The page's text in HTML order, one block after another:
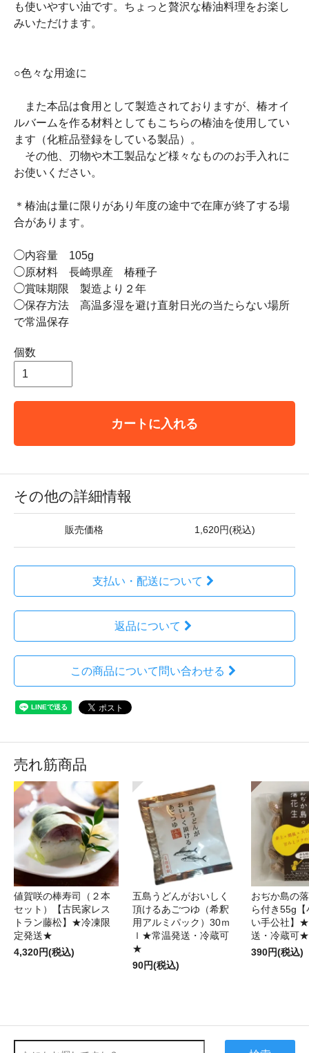
も使いやすい油です。ちょっと贅沢な椿油料理をお楽し
みいただけます。
○色々な用途に
また本品は食用として製造されておりますが、椿オイ
ルバームを作る材料としてもこちらの椿油を使用してい
ます（化粧品登録をしている製品）。
その他、刃物や木工製品など様々なもののお手入れに
お使いください。
＊椿油は量に限りがあり年度の途中で在庫が終了する場
合があります。
◯内容量 105g
◯原材料 長崎県産 椿種子
◯賞味期限 製造より２年
◯保存方法 高温多湿を避け直射日光の当たらない場所
で常温保存
個数
カートに入れる
その他の詳細情報
販売価格 1,620円(税込)
支払い・配送について
返品について
この商品について問い合わせる
売れ筋商品
値賀咲の棒寿司（２本
セット）【古民家レス
トラン藤松】★冷凍限
定発送★
4,320円(税込)
五島うどんがおいしく
頂けるあごつゆ（希釈
用アルミパック）30ｍ
ｌ★常温発送・冷蔵可
★
90円(税込)
おぢか島の
ら付き55g
い手公社】
送・冷蔵可★
390円(税込)